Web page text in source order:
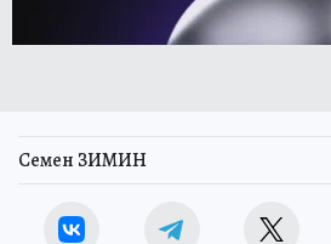
Семен ЗИМИН